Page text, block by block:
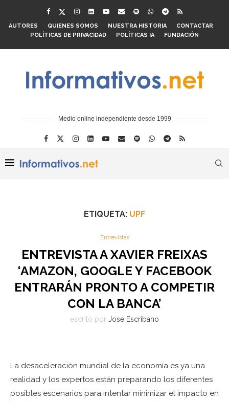
AUTORES QUIENES SOMOS NUESTRA HISTORIA
CONTACTAR
POLÍTICAS DE PRIVACIDAD
POLÍTICAS IA FUNDACIÓN
Medio online independiente desde 1999
ETIQUETA: UPF
Entrevistas
ENTREVISTA A XAVIER FREIXAS
‘AMAZON, GOOGLE Y FACEBOOK
ENTRARÁN PRONTO A COMPETIR
CON LA BANCA’
escrito por Jose Escribano
La desaceleración mundial de la economía es ya una
realidad y los expertos están preparando los diferentes
posibles escenarios para intentar minimizar el impacto en